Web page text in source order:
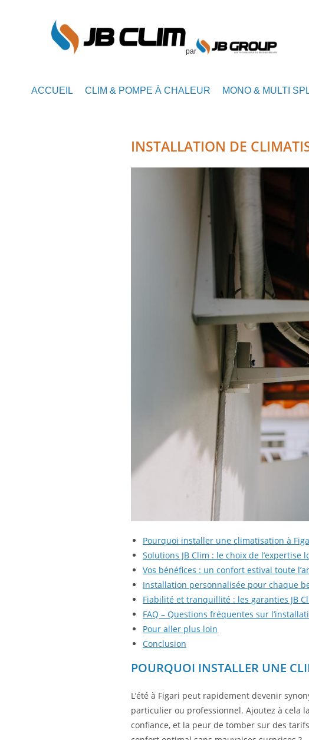
par
ACCUEIL CLIM & POMPE À CHALEUR MONO & MULTI
INSTALLATION DE
Pourquoi installer une climatisation à
Solutions JB Clim : le choix de l’expertise
Vos bénéfices : un confort estival toute
Installation personnalisée pour chaque
Fiabilité et tranquillité : les garanties JB
FAQ – Questions fréquentes sur
Pour aller plus loin
Conclusion
POURQUOI INSTALLER UNE
L’été à Figari peut rapidement devenir
particulier ou professionnel. Ajoutez à cela
confiance, et la peur de tomber sur des